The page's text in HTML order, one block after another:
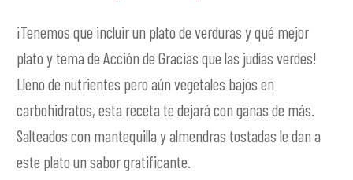
¡Tenemos que incluir un plato de verduras y qué mejor
plato y tema de Acción de Gracias que las judías verdes!
Lleno de nutrientes pero aún vegetales bajos en
carbohidratos, esta receta te dejará con ganas de más.
Salteados con mantequilla y almendras tostadas le dan a
este plato un sabor gratificante.